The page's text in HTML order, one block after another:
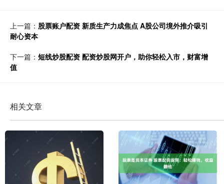
上一篇： 股票账户配资 新质生产力成焦点 A股公司境外推介吸引
耐心资本
下一篇： 短线炒股配资 配资炒股网开户，助你轻松入市，财富增
值
相关文章